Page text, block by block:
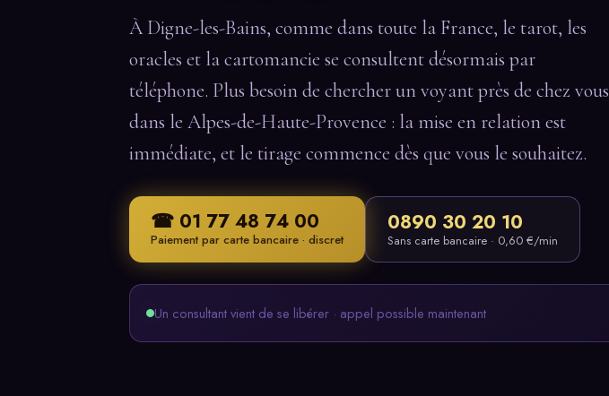
À Digne-les-Bains, comme dans toute la France, le tarot, les
oracles et la cartomancie se consultent désormais par
téléphone. Plus besoin de chercher un voyant près de chez vous
dans le Alpes-de-Haute-Provence : la mise en relation est
immédiate, et le tirage commence dès que vous le souhaitez.
☎ 01 77 48 74 00
Paiement par carte bancaire · discret
0890 30 20 10
Sans carte bancaire · 0,60 €/min
Un consultant vient de se libérer · appel possible maintenant